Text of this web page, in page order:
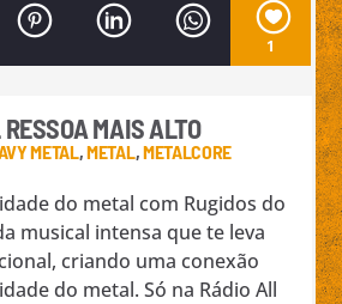
1
MAIS ALTO
METAL,METAL,METALCORE
do metal com Rugidos do
musical intensa que te leva
criando uma conexão
do metal. Só na Rádio All